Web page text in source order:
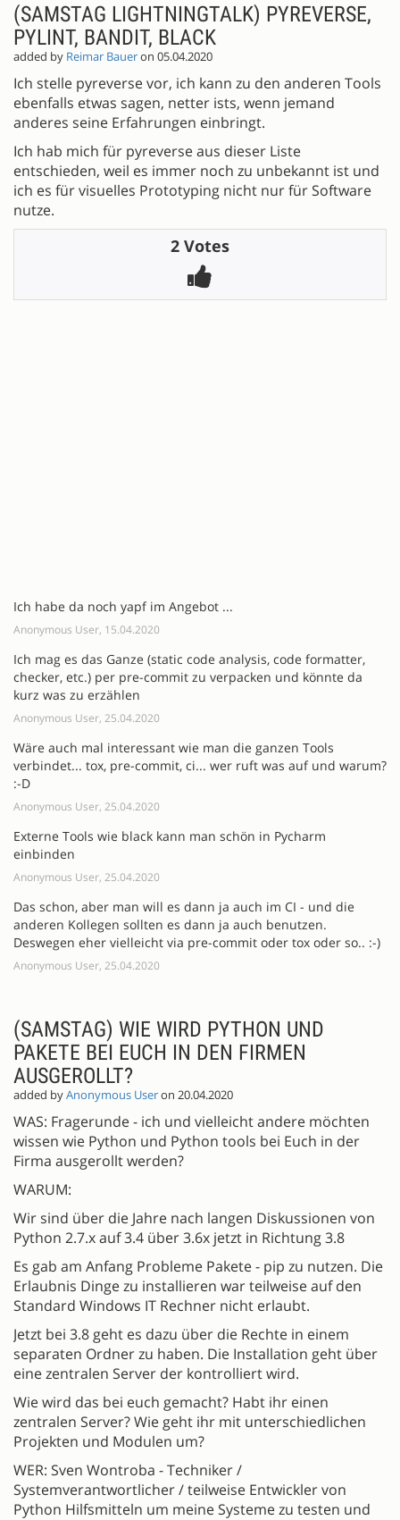
(SAMSTAG LIGHTNINGTALK) PYREVERSE,
PYLINT, BANDIT, BLACK
added by Reimar Baueron 05.04.2020
Ich stelle pyreverse vor, ich kann zu den anderen Tools
ebenfalls etwas sagen, netter ists, wenn jemand
anderes seine Erfahrungen einbringt.
Ich hab mich für pyreverse aus dieser Liste
entschieden, weil es immer noch zu unbekannt ist und
ich es für visuelles Prototyping nicht nur für Software
nutze.
2 Votes
Ich habe da noch yapf im Angebot ...
Anonymous User, 15.04.2020
Ich mag es das Ganze (static code analysis, code formatter,
checker, etc.) per pre-commit zu verpacken und könnte da
kurz was zu erzählen
Anonymous User, 25.04.2020
Wäre auch mal interessant wie man die ganzen Tools
verbindet... tox, pre-commit, ci... wer ruft was auf und warum?
:-D
Anonymous User, 25.04.2020
Externe Tools wie black kann man schön in Pycharm
einbinden
Anonymous User, 25.04.2020
Das schon, aber man will es dann ja auch im CI - und die
anderen Kollegen sollten es dann ja auch benutzen.
Deswegen eher vielleicht via pre-commit oder tox oder so.. :-)
Anonymous User, 25.04.2020
(SAMSTAG) WIE WIRD PYTHON UND
PAKETE BEI EUCH IN DEN FIRMEN
AUSGEROLLT?
added byAnonymous Useron 20.04.2020
WAS: Fragerunde - ich und vielleicht andere möchten
wissen wie Python und Python tools bei Euch in der
Firma ausgerollt werden?
WARUM:
Wir sind über die Jahre nach langen Diskussionen von
Python 2.7.x auf 3.4 über 3.6x jetzt in Richtung 3.8
Es gab am Anfang Probleme Pakete - pip zu nutzen. Die
Erlaubnis Dinge zu installieren war teilweise auf den
Standard Windows IT Rechner nicht erlaubt.
Jetzt bei 3.8 geht es dazu über die Rechte in einem
separaten Ordner zu haben. Die Installation geht über
eine zentralen Server der kontrolliert wird.
Wie wird das bei euch gemacht? Habt ihr einen
zentralen Server? Wie geht ihr mit unterschiedlichen
Projekten und Modulen um?
WER: Sven Wontroba - Techniker /
Systemverantwortlicher / teilweise Entwickler von
Python Hilfsmitteln um meine Systeme zu testen und